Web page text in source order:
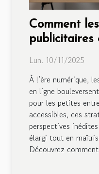
Comment
publicitaires
Lun. 10/11/2025
À l’ère numérique,
en ligne
pour les petites
accessibles, ces
perspectives
élargi tout en
Découvrez